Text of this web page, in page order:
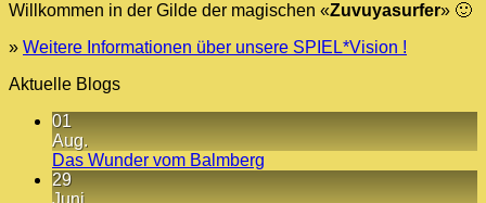
Willkommen in der Gilde der magischen «Zuvuyasurfer» 🙂
» Weitere Informationen über unsere SPIEL*Vision !
Aktuelle Blogs
01
Aug.
Das Wunder vom Balmberg
29